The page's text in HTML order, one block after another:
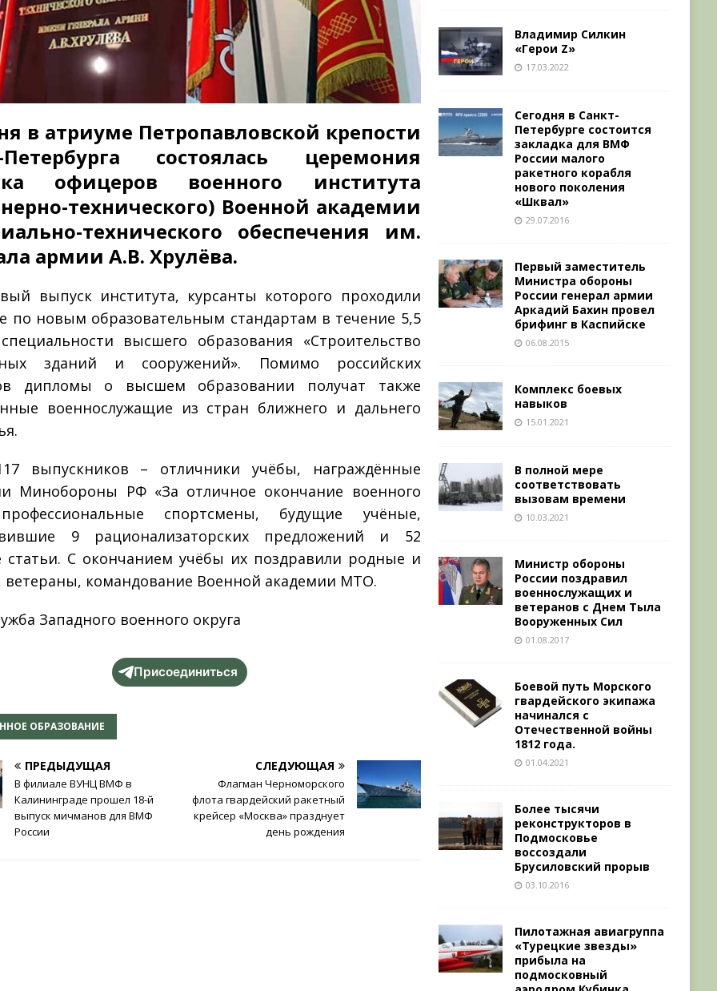
в атриуме Петропавловской крепости
Петербурга состоялась церемония
офицеров военного института
технического) Военной академии
технического обеспечения им.
армии А.В. Хрулёва.
выпуск института, курсанты которого проходили
по новым образовательным стандартам в течение 5,5
высшего образования «Строительство
зданий и сооружений». Помимо российских
дипломы о высшем образовании получат также
военнослужащие из стран ближнего и дальнего
выпускников – отличники учёбы, награждённые
Минобороны РФ «За отличное окончание военного
спортсмены, будущие учёные,
9 рационализаторских предложений и 52
статьи. С окончанием учёбы их поздравили родные и
ветераны, командование Военной академии МТО.
Западного военного округа
Присоединиться
ОБРАЗОВАНИЕ
ПРЕДЫДУЩАЯ
В филиале ВУНЦ ВМФ в
Калининграде прошел 18-й
выпуск мичманов для ВМФ
России
СЛЕДУЮЩАЯ
Флагман Черноморского
флота гвардейский ракетный
крейсер «Москва» празднует
день рождения
Владимир Силкин
«Герои Z»
17.03.2022
Сегодня в Санкт-
Петербурге состоится
закладка для ВМФ
России малого
ракетного корабля
нового поколения
«Шквал»
29.07.2016
Первый заместитель
Министра обороны
России генерал армии
Аркадий Бахин провел
брифинг в Каспийске
06.08.2015
Комплекс боевых
навыков
15.01.2021
В полной мере
соответствовать
вызовам времени
10.03.2021
Министр обороны
России поздравил
военнослужащих и
ветеранов с Днем Тыла
Вооруженных Сил
01.08.2017
Боевой путь Морского
гвардейского экипажа
начинался с
Отечественной войны
1812 года.
01.04.2021
Более тысячи
реконструкторов в
Подмосковье
воссоздали
Брусиловский прорыв
03.10.2016
Пилотажная авиагруппа
«Турецкие звезды»
прибыла на
подмосковный